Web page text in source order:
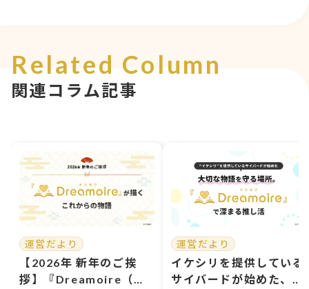
Related Column
関連コラム記事
運営だより
【2026年 新年のご挨
拶】『Dreamoire（ド
運営だより
イケシリを提供している
サイバードが始めた、大